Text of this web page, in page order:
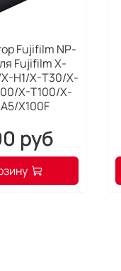
Fujifilm NP-
Fujifilm X-
H1/X-T30/X-
X-T100/X-
X100F
руб